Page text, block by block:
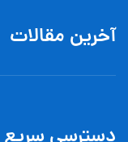
آخرین مقالات